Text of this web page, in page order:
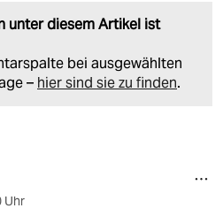
unter diesem Artikel ist
bei ausgewählten
– hier sind sie zu finden.
Uhr